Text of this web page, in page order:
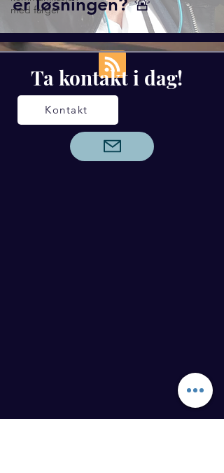
med farger
Ta kontakt i dag!
Kontakt